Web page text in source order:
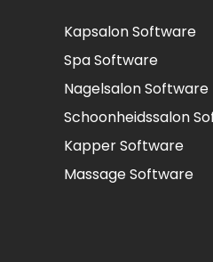
Kapsalon Software
Spa Software
Nagelsalon Software
Schoonheidssalon
Kapper Software
Massage Software